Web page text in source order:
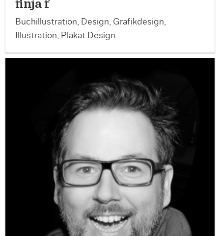
finja f
Buchillustration, Design, Grafikdesign,
Illustration, Plakat Design